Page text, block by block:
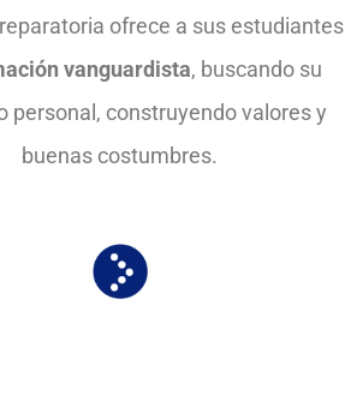
ofrece a sus estudiantes
vanguardista, buscando su
personal, construyendo valores y
buenas costumbres.